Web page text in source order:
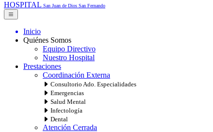
HOSPITAL San Juan de Dios San Fernando
Inicio
Quiénes Somos
Equipo Directivo
Nuestro Hospital
Prestaciones
Coordinación Externa
Consultorio Ado. Especialidades
Emergencias
Salud Mental
Infectología
Dental
Atención Cerrada